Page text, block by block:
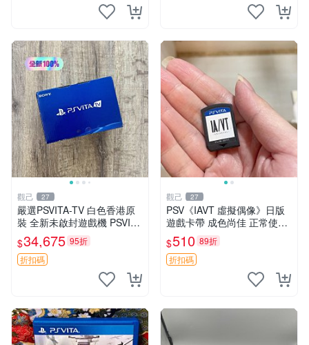
觀己 27
嚴選PSVITA-TV 白色香港原
裝 全新未啟封遊戲機 PSVITA
TV 行貨 電腦遊戲機 新款 全
套配件齊全
$34,675 95折
折扣碼
觀己 27
PSV《IAVT 虛擬偶像》日版
遊戲卡帶 成色尚佳 正常使用
單機娛樂推薦 音樂粉必備 收
藏嚴選 IAVT 虛擬偶像 PSV
游戲卡帶
$510 89折
折扣碼